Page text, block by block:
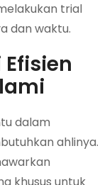
trial
dan waktu.
dalam
ahlinya.